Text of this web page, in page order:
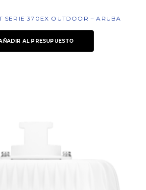
SERIE 370EX OUTDOOR – ARUBA
AL PRESUPUESTO